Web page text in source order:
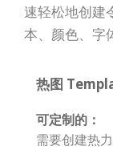
速轻松地创建
本、颜色、字
热图
可定制的：
需要创建热